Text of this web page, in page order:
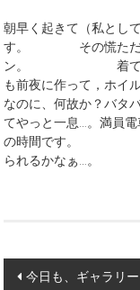
朝早く起きて（私と
す。 その慌ただし
ン。 着て行く
も前夜に作って
なのに、何故か？バタ
てやっと一息…。満員電
の時間です。
られるかなぁ…。
Post
今日も、ギャラリー